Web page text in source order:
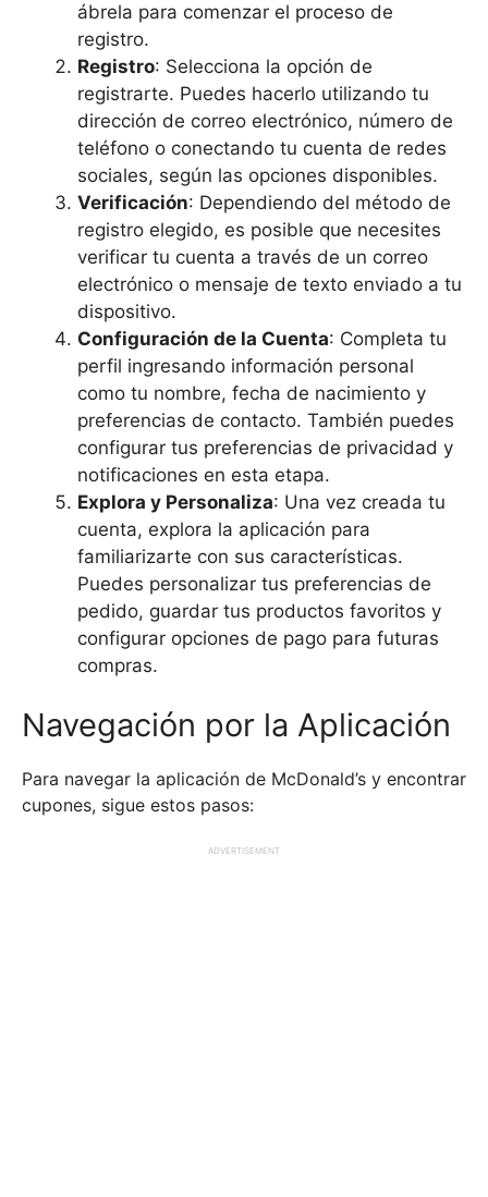
ábrela para comenzar el proceso de
registro.
Registro: Selecciona la opción de
registrarte. Puedes hacerlo utilizando tu
dirección de correo electrónico, número de
teléfono o conectando tu cuenta de redes
sociales, según las opciones disponibles.
Verificación: Dependiendo del método de
registro elegido, es posible que necesites
verificar tu cuenta a través de un correo
electrónico o mensaje de texto enviado a tu
dispositivo.
Configuración de la Cuenta: Completa tu
perfil ingresando información personal
como tu nombre, fecha de nacimiento y
preferencias de contacto. También puedes
configurar tus preferencias de privacidad y
notificaciones en esta etapa.
Explora y Personaliza: Una vez creada tu
cuenta, explora la aplicación para
familiarizarte con sus características.
Puedes personalizar tus preferencias de
pedido, guardar tus productos favoritos y
configurar opciones de pago para futuras
compras.
Navegación por la Aplicación
Para navegar la aplicación de McDonald’s y encontrar
cupones, sigue estos pasos:
ADVERTISEMENT